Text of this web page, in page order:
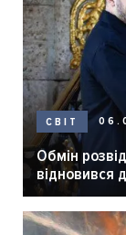
СВІТ
Обмін
відновився